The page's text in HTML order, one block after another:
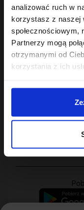
analizować ruch w
korzystasz z naszej
społecznościowym,
Partnerzy mogą
otrzymanymi od
korzystania z ich
Sklep
Twoje konto